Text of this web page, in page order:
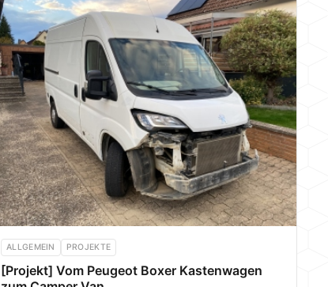
ALLGEMEIN PROJEKTE
[Projekt] Vom Peugeot Boxer Kastenwagen